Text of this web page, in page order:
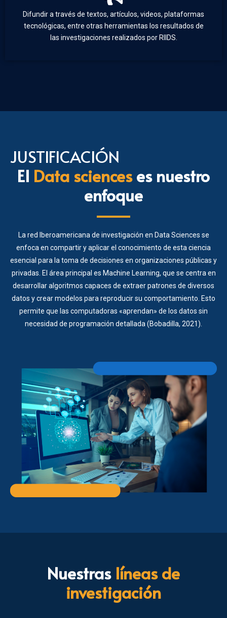
Difundir a través de textos, artículos, videos, plataformas
tecnológicas, entre otras herramientas los resultados de
las investigaciones realizados por RIIDS.
JUSTIFICACIÓN
El Data scienceses nuestro
enfoque
La red Iberoamericana de investigación en Data Sciences se
enfoca en compartir y aplicar el conocimiento de esta ciencia
esencial para la toma de decisiones en organizaciones públicas y
privadas. El área principal es Machine Learning, que se centra en
desarrollar algoritmos capaces de extraer patrones de diversos
datos y crear modelos para reproducir su comportamiento. Esto
permite que las computadoras «aprendan» de los datos sin
necesidad de programación detallada (Bobadilla, 2021).
Nuestras líneas de
investigación